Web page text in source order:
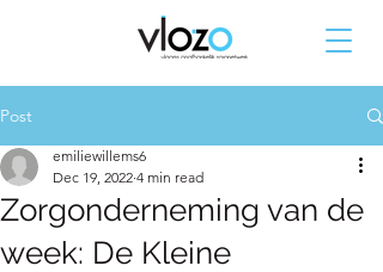
Post
Zorgonderneming van de
week: De Kleine
emiliewillems6
Dec 19, 2022 4 min read